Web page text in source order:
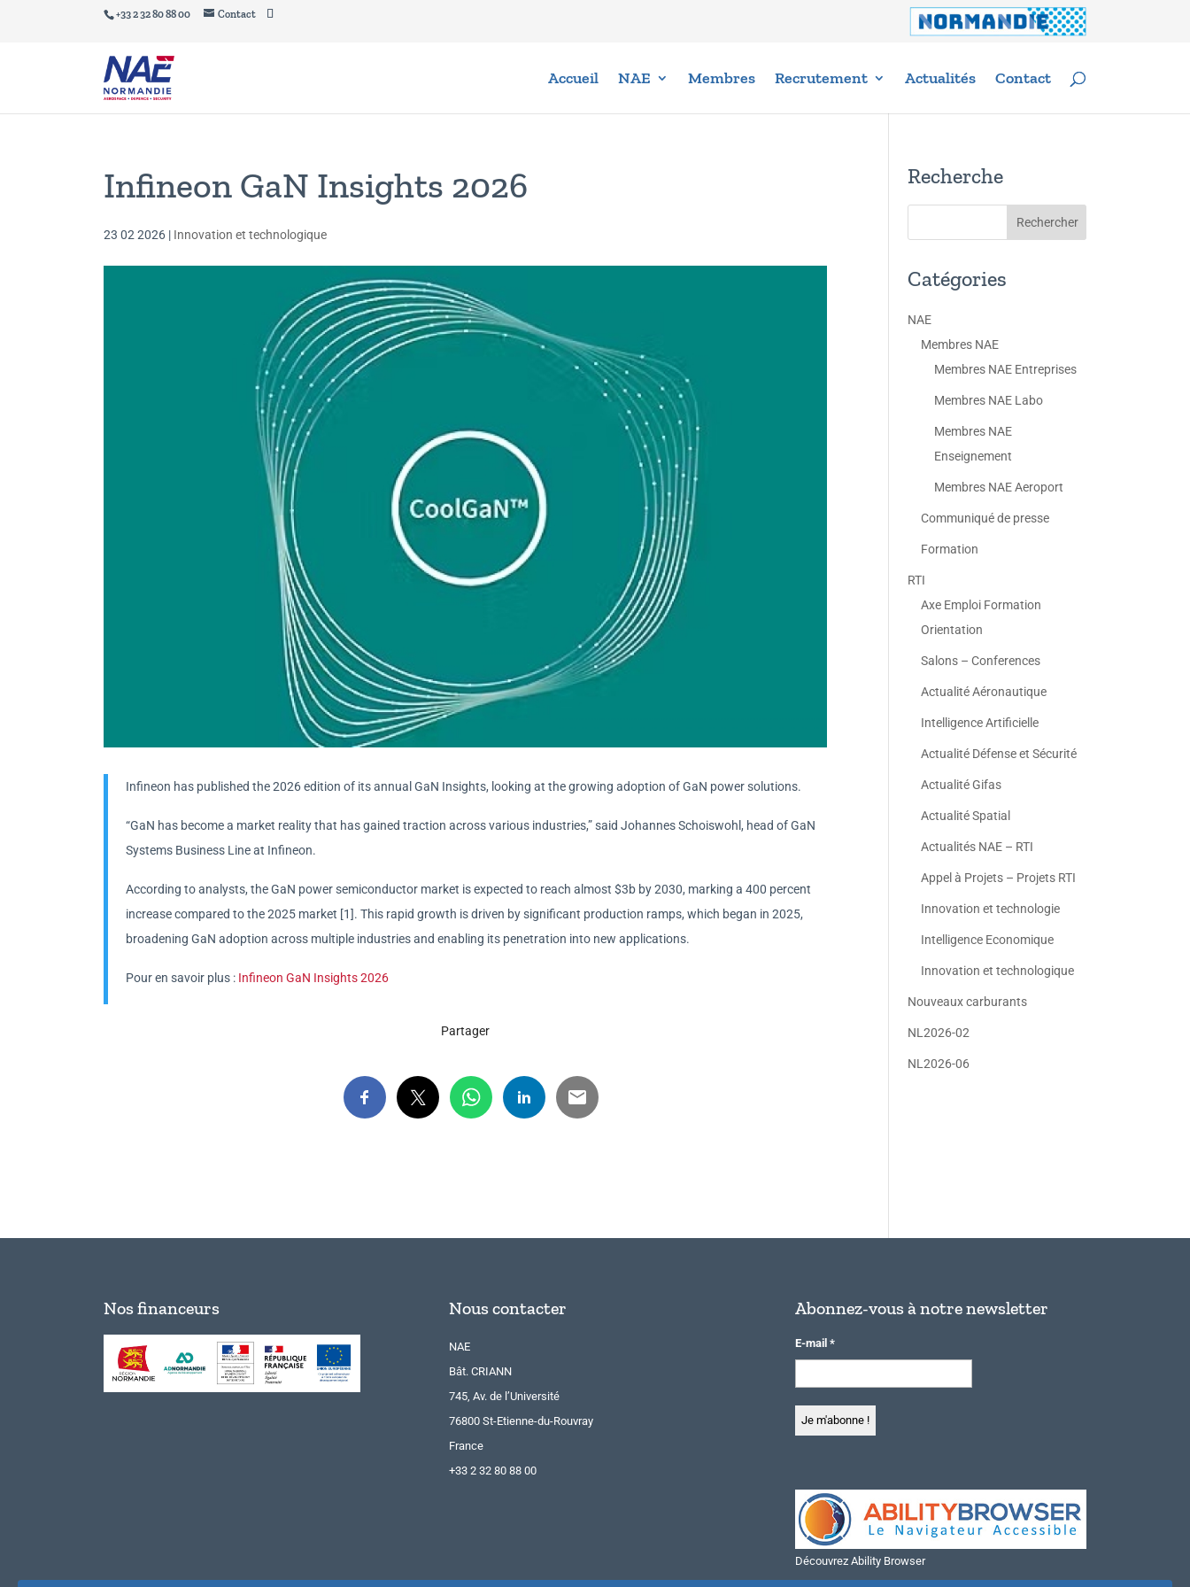
+33 2 32 80 88 00 Contact
Accueil NAE Membres Recrutement Actualités Contact
Infineon GaN Insights 2026
23 02 2026 | Innovation et technologique
Infineon has published the 2026 edition of its annual GaN Insights, looking at the growing adoption of GaN power solutions.
“GaN has become a market reality that has gained traction across various industries,” said Johannes Schoiswohl, head of GaN
Systems Business Line at Infineon.
According to analysts, the GaN power semiconductor market is expected to reach almost $3b by 2030, marking a 400 percent
increase compared to the 2025 market [1]. This rapid growth is driven by significant production ramps, which began in 2025,
broadening GaN adoption across multiple industries and enabling its penetration into new applications.
Pour en savoir plus : Infineon GaN Insights 2026
Partager
Recherche
Catégories
NAE
Membres NAE
Membres NAE Entreprises
Membres NAE Labo
Membres NAE
Enseignement
Membres NAE Aeroport
Communiqué de presse
Formation
RTI
Axe Emploi Formation
Orientation
Salons – Conferences
Actualité Aéronautique
Intelligence Artificielle
Actualité Défense et Sécurité
Actualité Gifas
Actualité Spatial
Actualités NAE – RTI
Appel à Projets – Projets RTI
Innovation et technologie
Intelligence Economique
Innovation et technologique
Nouveaux carburants
NL2026-02
NL2026-06
Nos financeurs Nous contacter
NAE
Bât. CRIANN
745, Av. de l’Université
76800 St-Etienne-du-Rouvray
France
+33 2 32 80 88 00
Abonnez-vous à notre newsletter
E-mail *
Découvrez Ability Browser